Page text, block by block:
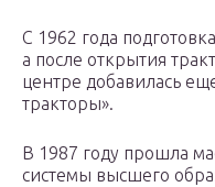
С 1962 года
а после открытия
центре добавилась
тракторы».
В 1987 году прошла
системы высшего